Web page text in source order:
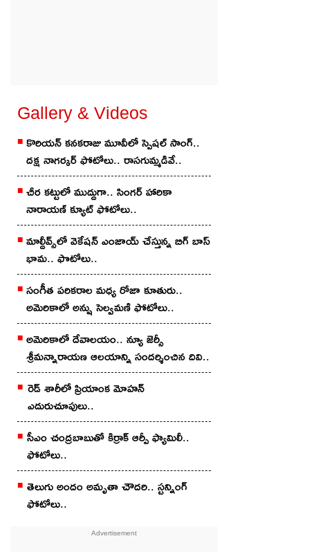
Gallery & Videos
కొరియ‌న్ కన‌క‌రాజు మూవీలో స్పెష‌ల్ సాంగ్‌..
దక్ష నాగర్కర్ ఫోటోలు.. రాస‌గుమ్మ‌డివే..
చీర క‌ట్టులో ముద్దుగా.. సింగ‌ర్ హారికా
నారాయణ్ క్యూట్ ఫోటోలు..
మాల్దీవ్స్‌లో వెకేషన్ ఎంజాయ్ చేస్తున్న బిగ్ బాస్
భామ.. ఫొటోలు..
సంగీత పరికరాల మధ్య రోజా కూతురు..
అమెరికాలో అన్షు సెల్వమణి ఫోటోలు..
అమెరికాలో దేవాలయం.. న్యూ జెర్సీ
శ్రీమన్నారాయణ ఆలయాన్ని సందర్శించిన దివి..
రెడ్ శారీలో ప్రియాంక మోహ‌న్
ఎదురుచూపులు..
సీఎం చంద్రబాబుతో కిర్రాక్ ఆర్పీ ఫ్యామిలీ..
ఫోటోలు..
తెలుగు అందం అమృతా చౌద‌రి.. స్ట‌న్నింగ్
ఫోటోలు..